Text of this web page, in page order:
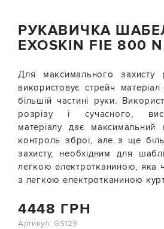
РУКАВИЧКА
EXOSKIN FIE 800
Для максимального захисту
використовує стрейч
більшій частині руки.
розрізу і сучасного,
матеріалу дає
контроль зброї, але з ще
захисту, необхідним для
легкою електротканиною, яка
з легкою електротканиною
4448 ГРН
Артикул: GS129